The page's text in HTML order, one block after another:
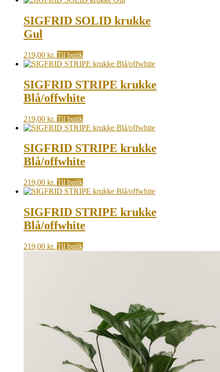
SIGFRID SOLID krukke
Gul
219,00 kr. Til butik
SIGFRID STRIPE krukke
Blå/offwhite
219,00 kr. Til butik
SIGFRID STRIPE krukke
Blå/offwhite
219,00 kr. Til butik
SIGFRID STRIPE krukke
Blå/offwhite
219,00 kr. Til butik